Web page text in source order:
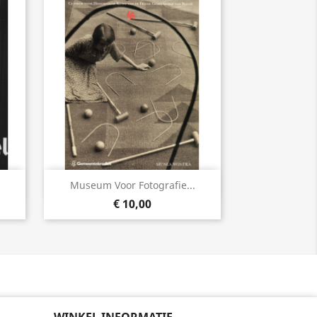
Museum Voor Fotografie...
€ 10,00
Snel bekijken